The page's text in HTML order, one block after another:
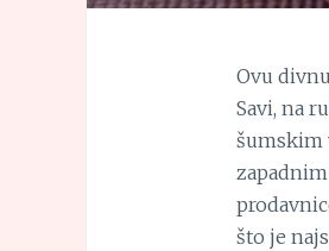
Ovu divnu
Savi, na
šumskim
što je